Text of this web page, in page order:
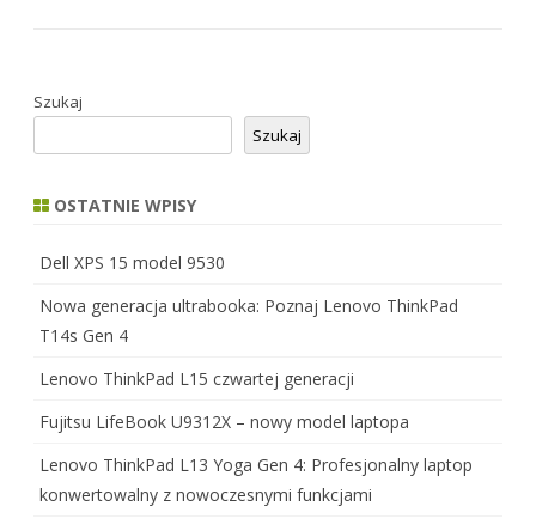
Szukaj
Szukaj
OSTATNIE WPISY
Dell XPS 15 model 9530
Nowa generacja ultrabooka: Poznaj Lenovo ThinkPad
T14s Gen 4
Lenovo ThinkPad L15 czwartej generacji
Fujitsu LifeBook U9312X – nowy model laptopa
Lenovo ThinkPad L13 Yoga Gen 4: Profesjonalny laptop
konwertowalny z nowoczesnymi funkcjami